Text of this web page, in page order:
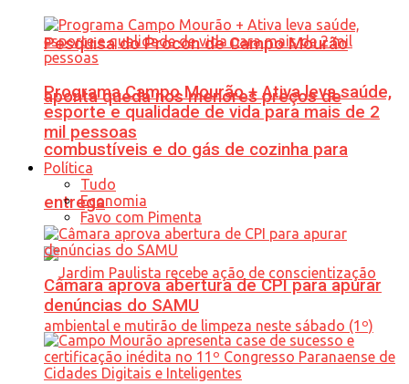
Pesquisa do Procon de Campo Mourão
aponta queda nos menores preços de
combustíveis e do gás de cozinha para
entrega
Programa Campo Mourão + Ativa leva saúde,
esporte e qualidade de vida para mais de 2
mil pessoas
Política
Tudo
Economia
Favo com Pimenta
Câmara aprova abertura de CPI para apurar
denúncias do SAMU